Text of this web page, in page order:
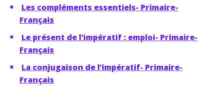
Les compléments essentiels- Primaire-
Français
Le présent de l’impératif : emploi- Primaire-
Français
La conjugaison de l’impératif- Primaire-
Français